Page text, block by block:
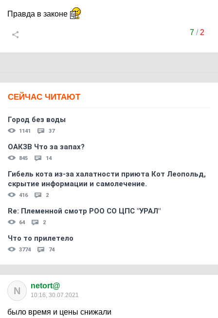
Правда в законе
7/ 2
СЕЙЧАС ЧИТАЮТ
Город без воды
1141 37
ОАКЗВ Что за запах?
845 14
Гибель кота из-за халатности приюта Кот Леопольд,
скрытиe информации и самолечение.
416 2
Re: Племеннoй смoтр РOO CO ЦПС "УРАЛ"
64 2
Что то прилетело
3774 74
N netort@
10:16, 30.07.2021
было время и цены снижали